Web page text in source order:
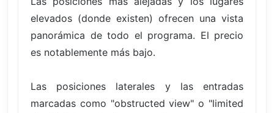
elevados (donde existen) ofrecen una vista
panorámica de todo el programa. El precio
es notablemente más bajo.
Las posiciones laterales y las entradas
marcadas como "obstructed view" o "limited